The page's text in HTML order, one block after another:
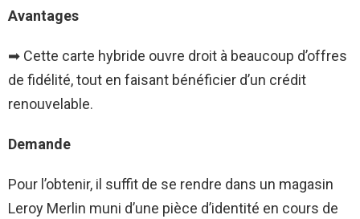
Avantages
➡ Cette carte hybride ouvre droit à beaucoup d’offres
de fidélité, tout en faisant bénéficier d’un crédit
renouvelable.
Demande
Pour l’obtenir, il suffit de se rendre dans un magasin
Leroy Merlin muni d’une pièce d’identité en cours de